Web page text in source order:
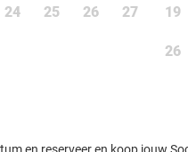
24 25 26 27 19
26